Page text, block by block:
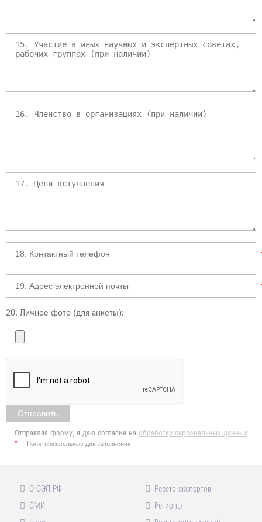
20. Личное фото (для анкеты):
Отправляя форму, я даю согласие на обработку персональных данных.
* — Поля, обязательные для заполнения
О СЭП РФ
СМИ
Реестр экспертов
Регионы